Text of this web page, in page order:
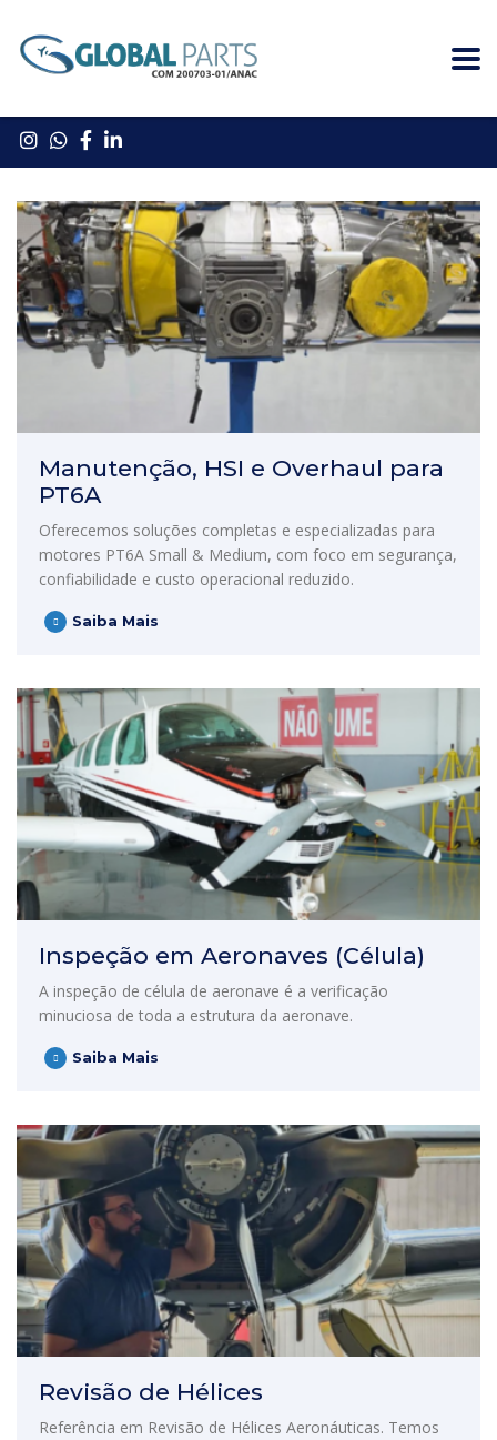
Manutenção, HSI e Overhaul para
PT6A
Oferecemos soluções completas e especializadas para
motores PT6A Small & Medium, com foco em segurança,
confiabilidade e custo operacional reduzido.
Saiba Mais
Inspeção em Aeronaves (Célula)
A inspeção de célula de aeronave é a verificação
minuciosa de toda a estrutura da aeronave.
Saiba Mais
Revisão de Hélices
Referência em Revisão de Hélices Aeronáuticas. Temos